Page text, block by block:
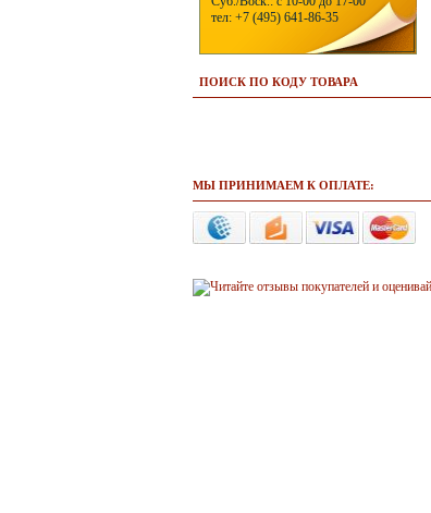
тел: +7 (495) 641-86-35
ПОИСК ПО КОДУ ТОВАРА
МЫ ПРИНИМАЕМ К ОПЛАТЕ: